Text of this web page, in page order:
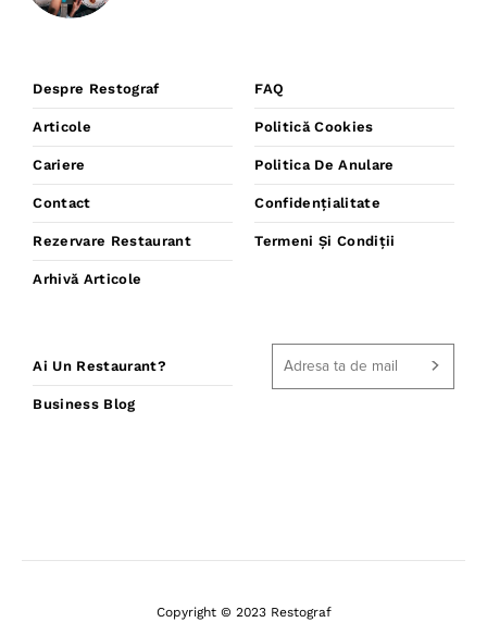
Despre Restograf
Articole
Cariere
Contact
Rezervare Restaurant
Arhivă Articole
FAQ
Politică Cookies
Politica De Anulare
Confidențialitate
Termeni Și Condiții
Ai Un Restaurant?
Business Blog
Copyright © 2023 Restograf